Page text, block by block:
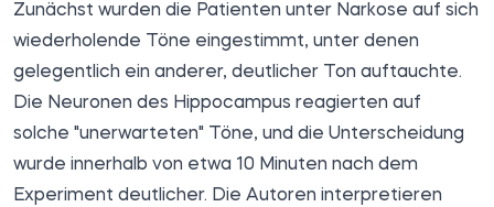
Zunächst wurden die Patienten unter Narkose auf sich
wiederholende Töne eingestimmt, unter denen
gelegentlich ein anderer, deutlicher Ton auftauchte.
Die Neuronen des Hippocampus reagierten auf
solche "unerwarteten" Töne, und die Unterscheidung
wurde innerhalb von etwa 10 Minuten nach dem
Experiment deutlicher. Die Autoren interpretieren